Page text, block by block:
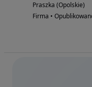
Praszka (Opolskie)
Firma •